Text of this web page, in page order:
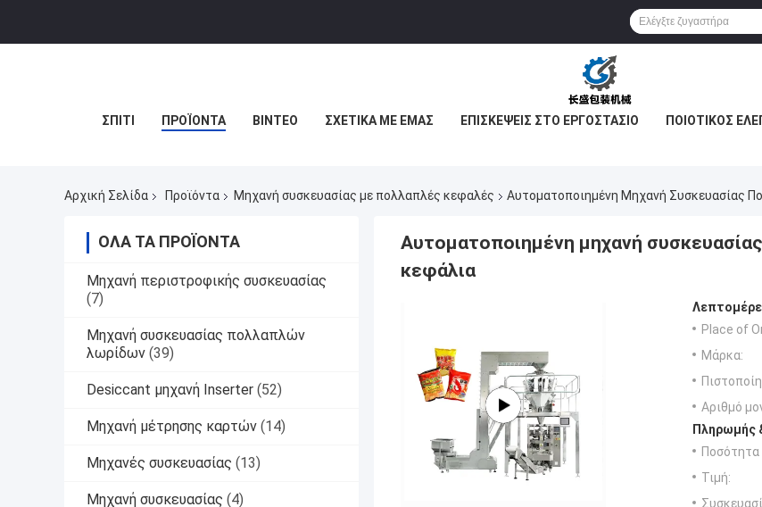
ΣΠΊΤΙ ΠΡΟΪΌΝΤΑ ΒΊΝΤΕΟ ΣΧΕΤΙΚΆ ΜΕ ΕΜΆΣ ΕΠΙΣΚΈΨΕΙΣ ΣΤΟ ΕΡΓΟΣΤΆΣΙΟ ΠΟΙΟΤΙΚΌΣ
Αρχική Σελίδα Προϊόντα Μηχανή συσκευασίας με πολλαπλές κεφαλές Αυτοματοποιημένη Μηχανή Συσκευασίας
ΌΛΑ ΤΑ ΠΡΟΪΌΝΤΑ
Μηχανή περιστροφικής συσκευασίας
(7)
Μηχανή συσκευασίας πολλαπλών
λωρίδων (39)
Desiccant μηχανή Inserter (52)
Μηχανή μέτρησης καρτών (14)
Μηχανές συσκευασίας (13)
Μηχανή συσκευασίας (4)
Αυτοματοποιημένη μηχανή
κεφάλια
Place of
Μάρκα:
Αριθμό
Πληρωμής
Ποσότητα
Τιμή: